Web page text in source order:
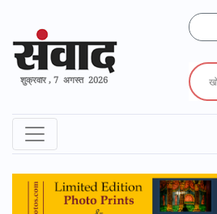
शुक्रवार , 7 अगस्त 2026